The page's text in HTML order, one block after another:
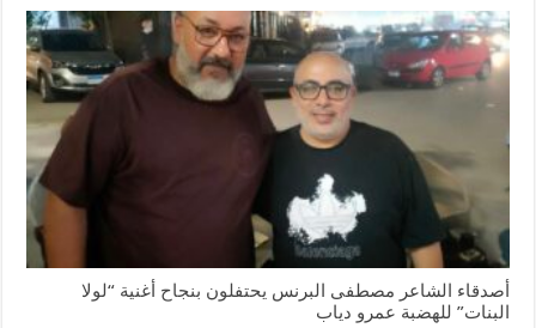
أصدقاء الشاعر مصطفى البرنس يحتفلون بنجاح أغنية “لولا
البنات” للهضبة عمرو دياب